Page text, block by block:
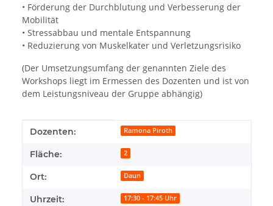
• Förderung der Durchblutung und Verbesserung der
Mobilität
• Stressabbau und mentale Entspannung
• Reduzierung von Muskelkater und Verletzungsrisiko
(Der Umsetzungsumfang der genannten Ziele des
Workshops liegt im Ermessen des Dozenten und ist von
dem Leistungsniveau der Gruppe abhängig)
Produkteigenschaft
Wert
Dozenten: Ramona Piroth
Fläche: 2
Ort: Daun
Uhrzeit: 17:30 - 17:45 Uhr